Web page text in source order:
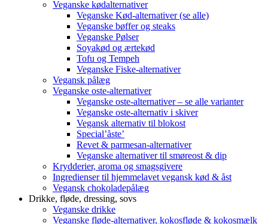
Veganske kødalternativer
Veganske Kød-alternativer (se alle)
Veganske bøffer og steaks
Veganske Pølser
Soyakød og ærtekød
Tofu og Tempeh
Veganske Fiske-alternativer
Vegansk pålæg
Veganske oste-alternativer
Veganske oste-alternativer – se alle varianter
Veganske oste-alternativ i skiver
Vegansk alternativ til blokost
Special’åste’
Revet & parmesan-alternativer
Veganske alternativer til smøreost & dip
Krydderier, aroma og smagsgivere
Ingredienser til hjemmelavet vegansk kød & åst
Vegansk chokoladepålæg
Drikke, fløde, dressing, sovs
Veganske drikke
Veganske fløde-alternativer, kokosfløde & kokosmælk